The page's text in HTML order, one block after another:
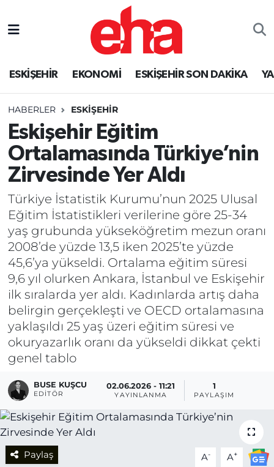
ESKİŞEHİR EKONOMİ ESKİŞEHİR SON DAKİKA
HABERLER ESKİŞEHİR
Eskişehir Eğitim
Ortalamasında Türkiye’nin
Zirvesinde Yer Aldı
Türkiye İstatistik Kurumu’nun 2025 Ulusal
Eğitim İstatistikleri verilerine göre 25-34
yaş grubunda yükseköğretim mezun oranı
2008’de yüzde 13,5 iken 2025’te yüzde
45,6’ya yükseldi. Ortalama eğitim süresi
9,6 yıl olurken Ankara, İstanbul ve Eskişehir
ilk sıralarda yer aldı. Kadınlarda artış daha
belirgin gerçekleşti ve OECD ortalamasına
yaklaşıldı 25 yaş üzeri eğitim süresi ve
okuryazarlık oranı da yükseldi dikkat çekti
genel tablo
BUSE KUŞCU
EDITÖR
02.06.2026 - 11:21
YAYINLANMA
1
PAYLAŞIM
Paylaş A- A+